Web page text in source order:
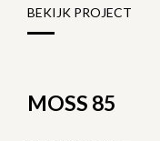
BEKIJK PROJECT
MOSS 85